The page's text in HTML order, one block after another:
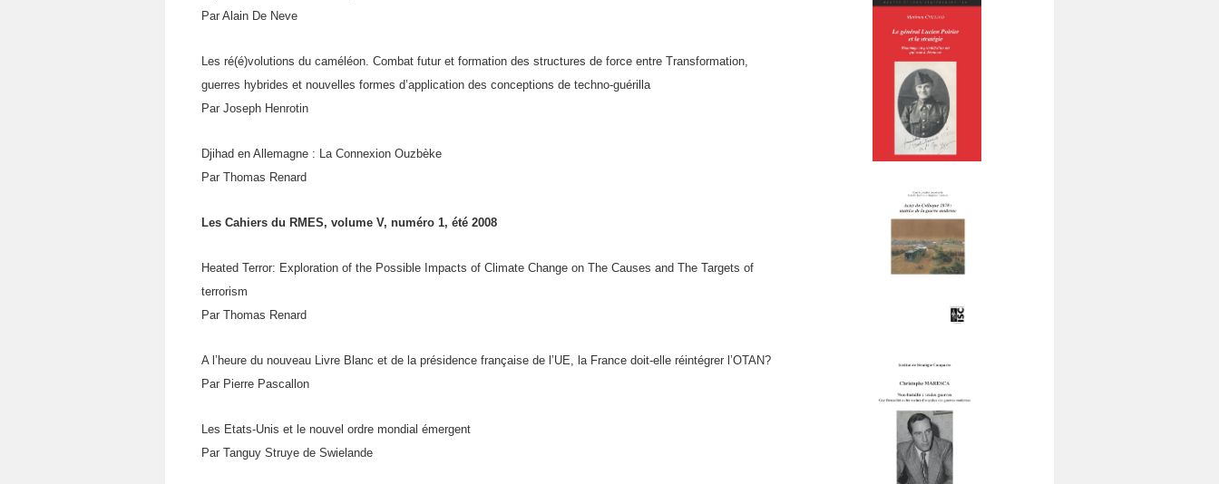
Par Alain De Neve
Les ré(é)volutions du caméléon. Combat futur et formation des structures de force entre Transformation,
guerres hybrides et nouvelles formes d’application des conceptions de techno-guérilla
Par Joseph Henrotin
Djihad en Allemagne : La Connexion Ouzbèke
Par Thomas Renard
Les Cahiers du RMES, volume V, numéro 1, été 2008
Heated Terror: Exploration of the Possible Impacts of Climate Change on The Causes and The Targets of
terrorism
Par Thomas Renard
A l’heure du nouveau Livre Blanc et de la présidence française de l’UE, la France doit-elle réintégrer l’OTAN?
Par Pierre Pascallon
Les Etats-Unis et le nouvel ordre mondial émergent
Par Tanguy Struye de Swielande